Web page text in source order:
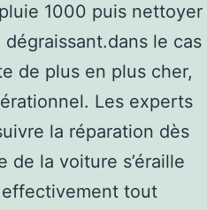
1000 puis nettoyer
dégraissant.dans le cas
de plus en plus cher,
Les experts
la réparation dès
de la voiture s’éraille
tout